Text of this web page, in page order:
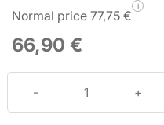
Normal price 77,75 €
i
66,90 €